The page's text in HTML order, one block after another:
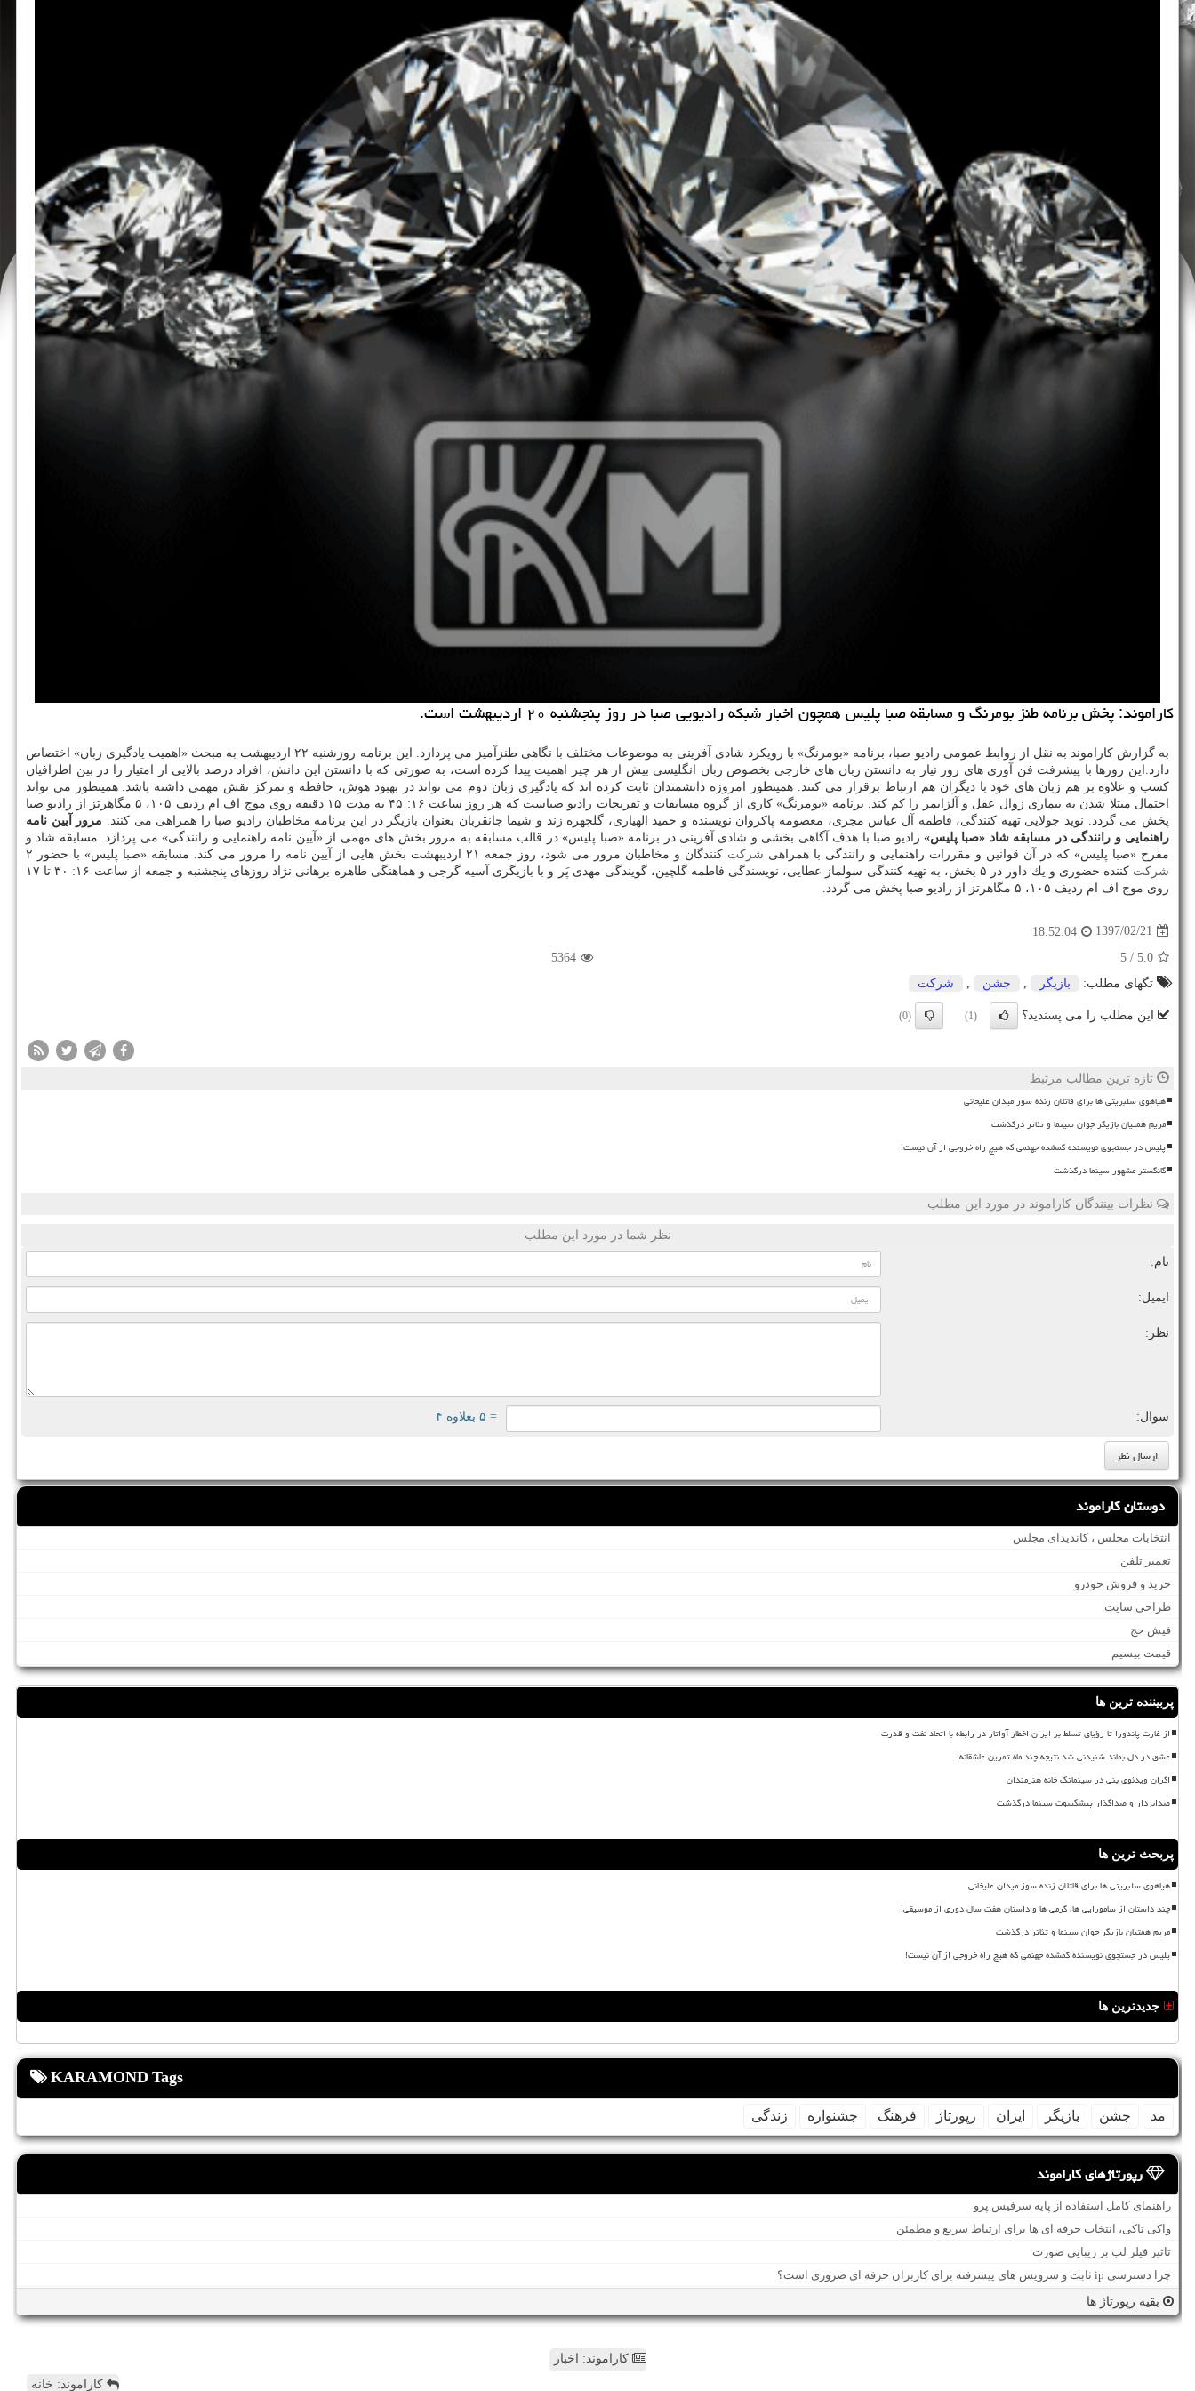
كاراموند: پخش برنامه طنز بومرنگ و مسابقه صبا پلیس همچون اخبار شبكه رادیویی صبا در روز پنجشنبه ۲۰ اردیبهشت است.
به گزارش كاراموند به نقل از روابط عمومی رادیو صبا، برنامه «بومرنگ» با رویكرد شادی آفرینی به موضوعات مختلف با نگاهی طنزآمیز می پردازد. این برنامه روزشنبه ۲۲ اردیبهشت به مبحث «اهمیت یادگیری زبان» اختصاص
دارد.این روزها با پیشرفت فن آوری های روز نیاز به دانستن زبان های خارجی بخصوص زبان انگلیسی بیش از هر چیز اهمیت پیدا كرده است، به صورتی كه با دانستن این دانش، افراد درصد بالایی از امتیاز را در بین اطرافیان
كسب و علاوه بر هم زبان های خود با دیگران هم ارتباط برقرار می كنند. همینطور امروزه دانشمندان ثابت كرده اند كه یادگیری زبان دوم می تواند در بهبود هوش، حافظه و تمركز نقش مهمی داشته باشد. همینطور می تواند
احتمال مبتلا شدن به بیماری زوال عقل و آلزایمر را كم كند. برنامه «بومرنگ» كاری از گروه مسابقات و تفریحات رادیو صباست كه هر روز ساعت ۱۶: ۴۵ به مدت ۱۵ دقیقه روی موج اف ام ردیف ۱۰۵، ۵ مگاهرتز از رادیو صبا
پخش می گردد. نوید جولایی تهیه كنندگی، فاطمه آل عباس مجری، معصومه پاكروان نویسنده و حمید الهیاری، گلچهره زند و شیما جان‎قربان بعنوان بازیگر در این برنامه مخاطبان رادیو صبا را همراهی می كنند.
مرور آیین نامه
راهنمایی و رانندگی در مسابقه شاد «صبا پلیس» رادیو صبا با هدف آگاهی بخشی و شادی آفرینی در برنامه «صبا پلیس» در قالب مسابقه به مرور بخش های مهمی از «آیین نامه راهنمایی و رانندگی» می پردازد. مسابقه شاد و
مفرح «صبا پلیس» كه در آن قوانین و مقررات راهنمایی و رانندگی با همراهی شركت كنندگان و مخاطبان مرور می شود، روز جمعه ۲۱ اردیبهشت بخش هایی از آیین نامه را مرور می كند. مسابقه «صبا پلیس» با حضور ۲
شركت
كننده حضوری و یك داور در ۵ بخش، به تهیه كنندگی سولماز عطایی، نویسندگی فاطمه گلچین، گویندگی مهدی پَر و با بازیگری آسیه گرجی و هماهنگی طاهره برهانی نژاد روزهای پنجشنبه و جمعه از ساعت ۱۶: ۳۰ تا ۱۷
روی موج اف ام ردیف ۱۰۵، ۵ مگاهرتز از رادیو صبا پخش می گردد.
1397/02/21
18:52:04
5.0
/ 5
5364
تگهای مطلب:
بازیگر جشن شركت
این مطلب را می پسندید؟ (1)
(0)
تازه ترین مطالب مرتبط
هیاهوی سلبریتی ها برای قاتلان زنده سوز میدان علیخانی
مریم همتیان بازیگر جوان سینما و تئاتر درگذشت
پلیس در جستجوی نویسنده گمشده جهنمی که هیچ راه خروجی از آن نیست!
گانگستر مشهور سینما درگذشت
نظرات بینندگان کاراموند در مورد این مطلب
نظر شما در مورد این مطلب
نام:
ایمیل:
نظر:
سوال: = ۵ بعلاوه ۴
دوستان کاراموند
انتخابات مجلس ، کاندیدای مجلس
تعمیر تلفن
خرید و فروش خودرو
طراحی سایت
فیش حج
قیمت بیسیم
پربیننده ترین ها
از غارت پاندورا تا رؤیای تسلط بر ایران اخطار آواتار در رابطه با اتحاد نفت و قدرت
عشق در دل بماند شنیدنی شد نتیجه چند ماه تمرین عاشقانه!
اکران ویدئوی بنی در سینماتک خانه هنرمندان
صدابردار و صداگذار پیشکسوت سینما درگذشت
پربحث ترین ها
هیاهوی سلبریتی ها برای قاتلان زنده سوز میدان علیخانی
چند داستان از سامورایی ها، گرمی ها و داستان هفت سال دوری از موسیقی!
مریم همتیان بازیگر جوان سینما و تئاتر درگذشت
پلیس در جستجوی نویسنده گمشده جهنمی که هیچ راه خروجی از آن نیست!
جدیدترین ها
KARAMOND Tags
مد جشن بازیگر ایران رپورتاژ فرهنگ جشنواره زندگی
رپورتاژهای کاراموند
راهنمای کامل استفاده از پایه سرفیس پرو
واکی تاکی، انتخاب حرفه ای ها برای ارتباط سریع و مطمئن
تاثیر فیلر لب بر زیبایی صورت
چرا دسترسی ip ثابت و سرویس های پیشرفته برای کاربران حرفه ای ضروری است؟
بقیه رپورتاژ ها
کاراموند: اخبار
کاراموند: خانه